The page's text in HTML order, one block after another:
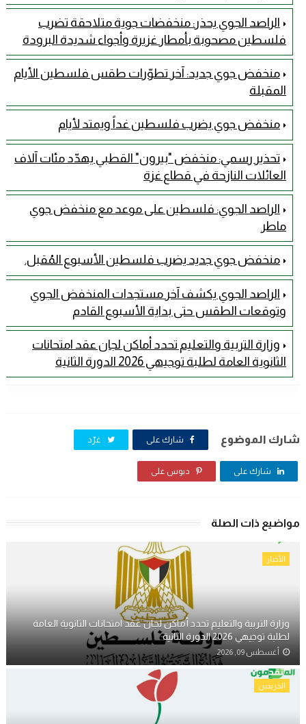
الراصد الجوي يحذر: منخفضات جوية متلاحقة تضرب
فلسطين مصحوبة بأمطار غزيرة وأجواء شديدة البرودة
منخفض جوي جديد: آخر تطوّرات طقس فلسطين الأيام
المقبلة
منخفض جوي يضرب فلسطين غداً ويمتد لأيام
تحذير رسمي: منخفض "بيرون" القطبي يهدّد مئات آلاف
العائلات النازحة في قطاع غزة
​الراصد الجوي: فلسطين على موعد مع منخفض جوي
ماطر
منخفض جوي جديد يضرب فلسطين الأسبوع المُقبل.
الراصد الجوي يكشف آخر مستجدات المنخفض الجوي
وتوقعات الطقس حتى بداية الأسبوع القادم
وزارة التربية والتعليم تحدد أماكن لجان عقد امتحانات
الثانوية العامة لطلبة توجيهي 2026 الدورة الثانية
شارك الموضوع شارك على غرّد
شارك على دبوس على
مواضيع ذات الصلة
الأخبار
وزارة التربية والتعليم تحدد أماكن لجان عقد امتحانات الثانوية العامة
لطلبة توجيهي 2026 الدورة الثانية
أغسطس 09, 2026
الخريجين